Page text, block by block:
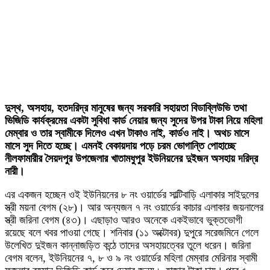
দুস্থ, অসহায়, হতদরিদ্র মানুষের জন্য সরকারি সহায়তা বিডাব্লিউভি তথা
ভিজিডি কার্যক্রমের একটা সুবিধা কার্ড নেয়ার জন্য সুদের উপর টাকা নিয়ে মহিলা
মেম্বার ও তার স্বামীকে দিলেও এখন টাকাও নাই, কার্ডও নাই। অথচ মাসে
মাসে সুদ দিতে হচ্ছে। এমনই বেকায়দায় পড়ে চরম ভোগান্তি পোহাচ্ছে
নীলফামারীর সৈয়দপুর উপজেলার খাতামধুপুর ইউনিয়নের দুইজন অসহায় দরিদ্র
নারী।
এর একজন হচ্ছেন ওই ইউনিয়নের ৮ নং ওয়ার্ডের সাল্টিবাড়ি এলাকার সাইদুলের
স্ত্রী ময়না বেগম (২৮)। আর অন্যজন ৭ নং ওয়ার্ডের কাচার এলাকার জয়নালের
স্ত্রী জরিনা বেগম (৪৩)। এছাড়াও আরও অনেকে একইভাবে ভুক্তভোগী
রয়েছে বলে খবর পাওয়া গেছে। শনিবার (১১ অক্টোবর) দুপুরে সরেজমিনে গেলে
উলে­খিত দুইজন কান্নাজড়িত কন্ঠে তাদের অসহায়ত্বের তুলে ধরেন। জরিনা
বেগম বলেন, ইউনিয়নের ৭, ৮ ও ৯ নং ওয়ার্ডের মহিলা মেম্বার মেরিনার স্বামী